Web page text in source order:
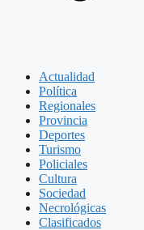
Actualidad
Política
Regionales
Provincia
Deportes
Turismo
Policiales
Cultura
Sociedad
Necrológicas
Clasificados